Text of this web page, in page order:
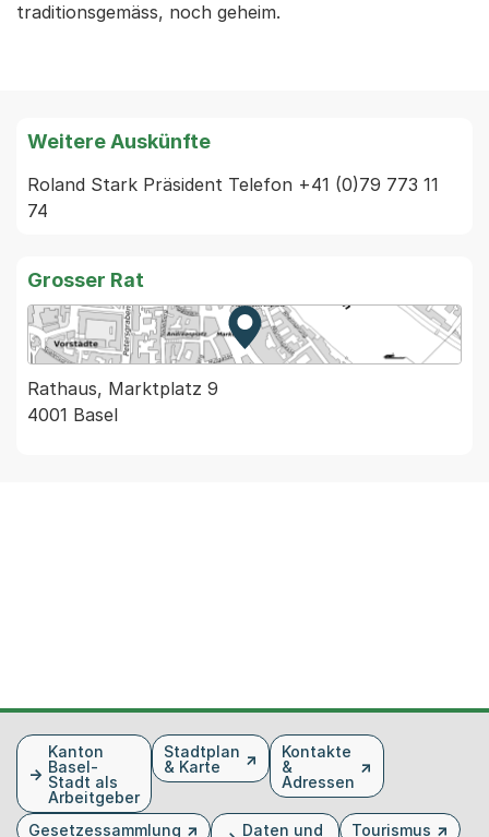
traditionsgemäss, noch geheim.
Weitere Auskünfte
Roland Stark Präsident Telefon +41 (0)79 773 11
74
Grosser Rat
Zur Karte von MapBS.
Externer Link, wird in einem
Rathaus, Marktplatz 9
4001 Basel
FusszeileKanton
Basel-
Stadt als
Arbeitgeber
Stadtplan
& Karte
Kontakte
&
Adressen
Gesetzessammlung
Daten und
Tourismus